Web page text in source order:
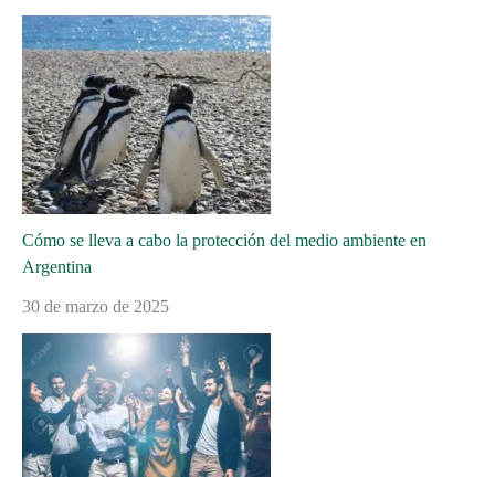
Cómo se lleva a cabo la protección del medio ambiente en
Argentina
30 de marzo de 2025